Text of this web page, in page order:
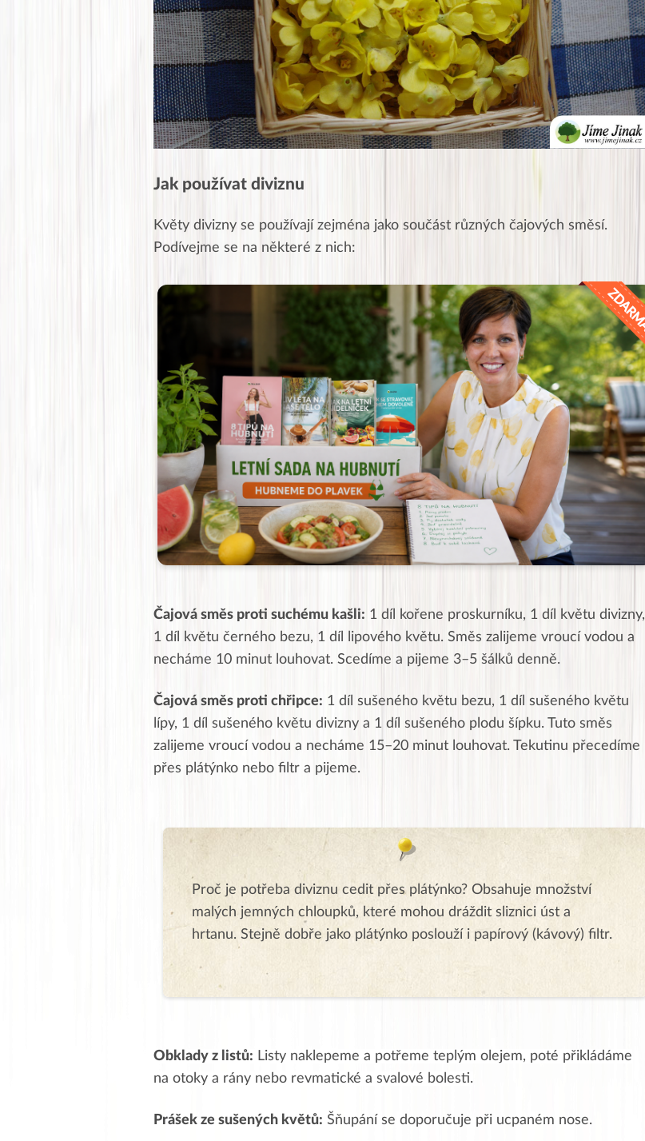
Jak používat diviznu
Květy divizny se používají zejména jako součást různých čajových směsí.
Podívejme se na některé z nich:
Čajová směs proti suchému kašli: 1 díl kořene proskurníku, 1 díl květu divizny,
1 díl květu černého bezu, 1 díl lipového květu. Směs zalijeme vroucí vodou a
necháme 10 minut louhovat. Scedíme a pijeme 3–5 šálků denně.
Čajová směs proti chřipce: 1 díl sušeného květu bezu, 1 díl sušeného květu
lípy, 1 díl sušeného květu divizny a 1 díl sušeného plodu šípku. Tuto směs
zalijeme vroucí vodou a necháme 15–20 minut louhovat. Tekutinu přecedíme
přes plátýnko nebo filtr a pijeme.
Proč je potřeba diviznu cedit přes plátýnko? Obsahuje množství
malých jemných chloupků, které mohou dráždit sliznici úst a
hrtanu. Stejně dobře jako plátýnko poslouží i papírový (kávový) filtr.
Obklady z listů: Listy naklepeme a potřeme teplým olejem, poté přikládáme
na otoky a rány nebo revmatické a svalové bolesti.
Prášek ze sušených květů: Šňupání se doporučuje při ucpaném nose.